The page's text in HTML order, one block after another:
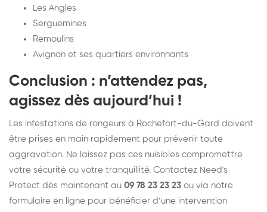
Les Angles
Serguemines
Remoulins
Avignon et ses quartiers environnants
Conclusion : n’attendez pas,
agissez dès aujourd’hui !
Les infestations de rongeurs à Rochefort-du-Gard doivent
être prises en main rapidement pour prévenir toute
aggravation. Ne laissez pas ces nuisibles compromettre
votre sécurité ou votre tranquillité. Contactez Need's
Protect dès maintenant au 09 78 23 23 23 ou via notre
formulaire en ligne pour bénéficier d’une intervention